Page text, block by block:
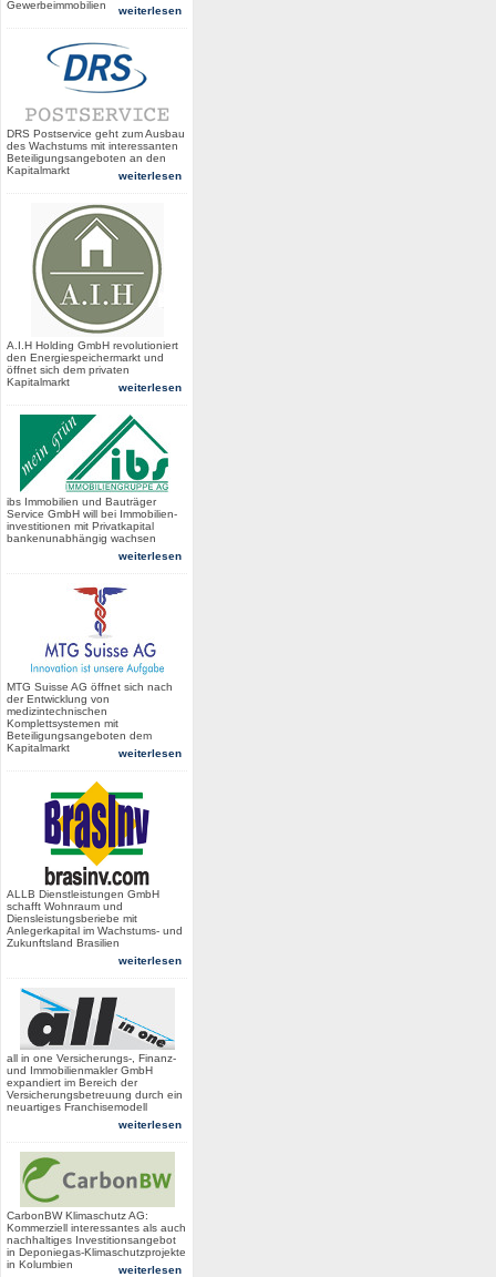
Gewerbeimmobilien weiterlesen
DRS Postservice geht zum Ausbau
des Wachstums mit interessanten
Beteiligungsangeboten an den
Kapitalmarkt
weiterlesen
A.I.H Holding GmbH revolutioniert
den Energiespeichermarkt und
öffnet sich dem privaten
Kapitalmarkt
weiterlesen
ibs Immobilien und Bauträger
Service GmbH will bei Immobilien-
investitionen mit Privatkapital
bankenunabhängig wachsen
weiterlesen
MTG Suisse AG öffnet sich nach
der Entwicklung von
medizintechnischen
Komplettsystemen mit
Beteiligungsangeboten dem
Kapitalmarkt
weiterlesen
ALLB Dienstleistungen GmbH
schafft Wohnraum und
Diensleistungsberiebe mit
Anlegerkapital im Wachstums- und
Zukunftsland Brasilien
weiterlesen
all in one Versicherungs-, Finanz-
und Immobilienmakler GmbH
expandiert im Bereich der
Versicherungsbetreuung durch ein
neuartiges Franchisemodell
weiterlesen
CarbonBW Klimaschutz AG:
Kommerziell interessantes als auch
nachhaltiges Investitionsangebot
in Deponiegas-Klimaschutzprojekte
in Kolumbien
weiterlesen